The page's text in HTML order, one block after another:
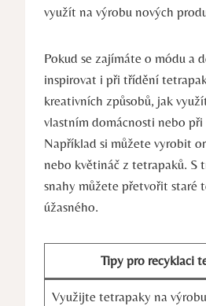
využít na výrobu nových
Pokud se zajímáte o módu a
inspirovat i při třídění
kreativních způsobů, jak
vlastním domácnosti nebo
Například si můžete vyrobit
nebo květináč z tetrapaků. S
snahy můžete přetvořit staré
úžasného.
Tipy pro recyklaci
Využijte tetrapaky na